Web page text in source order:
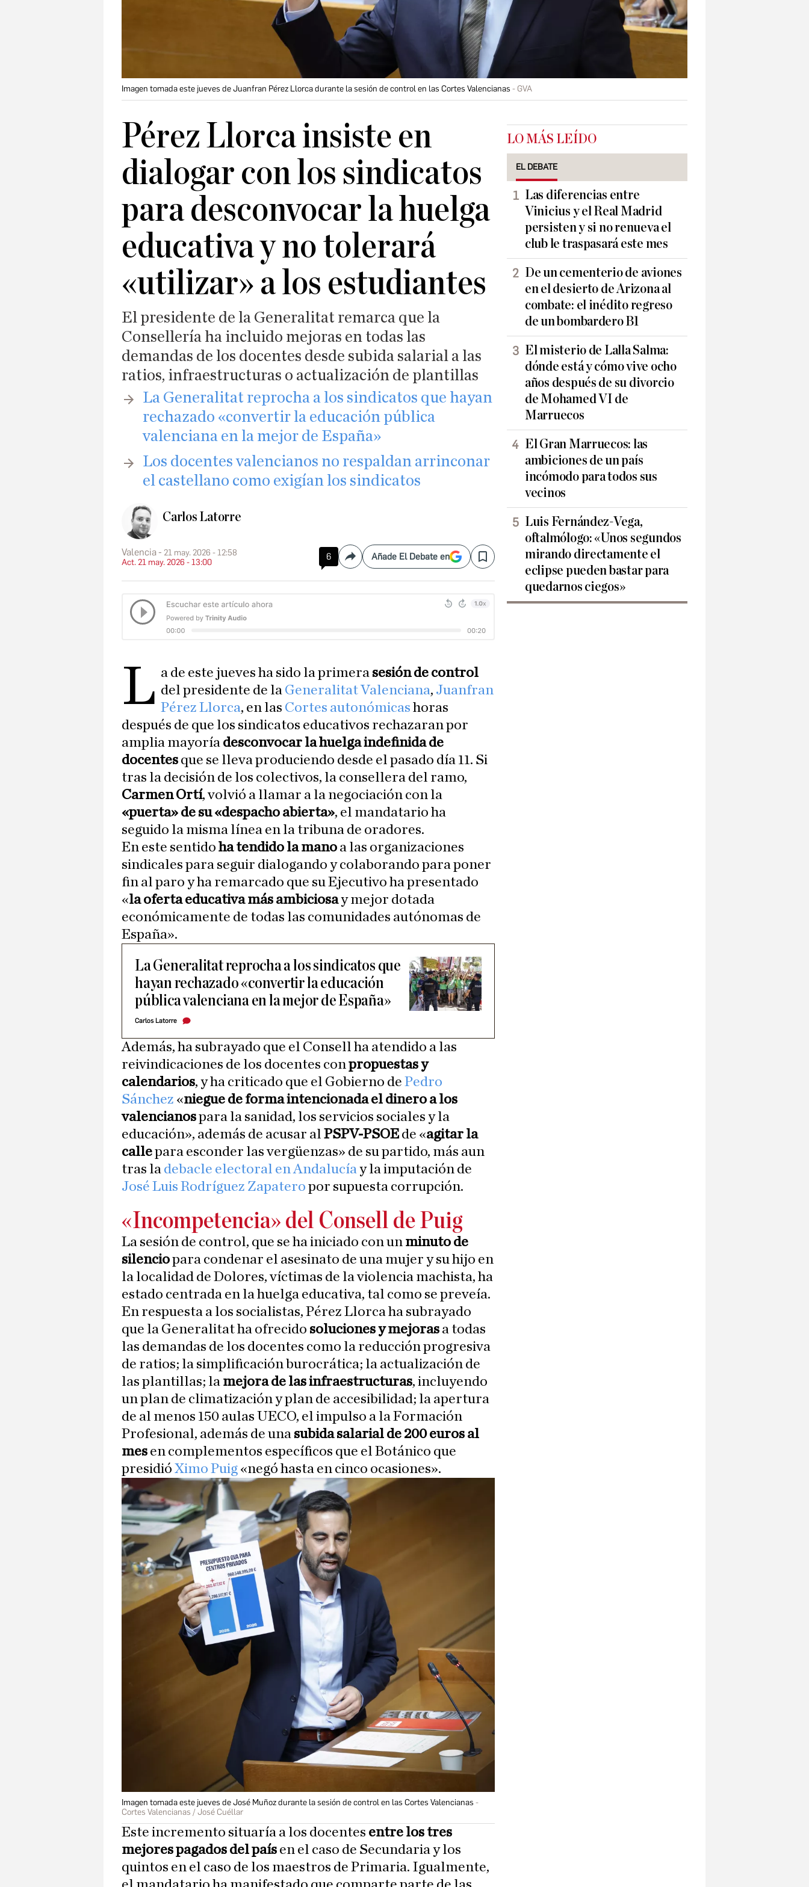
Imagen tomada este jueves de Juanfran Pérez Llorca durante la sesión de control en las Cortes Valencianas GVA
Pérez Llorca insiste en
dialogar con los sindicatos
para desconvocar la huelga
educativa y no tolerará
«utilizar» a los estudiantes
El presidente de la Generalitat remarca que la
Consellería ha incluido mejoras en todas las
demandas de los docentes desde subida salarial a las
ratios, infraestructuras o actualización de plantillas
​La Generalitat reprocha a los sindicatos que hayan
rechazado «convertir la educación pública
valenciana en la mejor de España»
Los docentes valencianos no respaldan arrinconar
el castellano como exigían los sindicatos
Carlos Latorre
Valencia
21 may. 2026 - 12:58
Act. 21 may. 2026 - 13:00
6 CompartirAñade El Debate en Save
L a de este jueves ha sido la primera sesión de control
del presidente de la Generalitat Valenciana, Juanfran
Pérez Llorca, en las Cortes autonómicas horas
después de que los sindicatos educativos rechazaran por
amplia mayoría desconvocar la huelga indefinida de
docentes que se lleva produciendo desde el pasado día 11. Si
tras la decisión de los colectivos, la consellera del ramo,
Carmen Ortí, volvió a llamar a la negociación con la
«puerta» de su «despacho abierta», el mandatario ha
seguido la misma línea en la tribuna de oradores.
En este sentido ha tendido la mano a las organizaciones
sindicales para seguir dialogando y colaborando para poner
fin al paro y ha remarcado que su Ejecutivo ha presentado
«la oferta educativa más ambiciosay mejor dotada
económicamente de todas las comunidades autónomas de
España».
La Generalitat reprocha a los sindicatos que
hayan rechazado «convertir la educación
pública valenciana en la mejor de España»
Carlos Latorre
Además, ha subrayado que el Consell ha atendido a las
reivindicaciones de los docentes conpropuestas y
calendarios, y ha criticado que el Gobierno de Pedro
Sánchez «niegue de forma intencionada el dinero a los
valencianospara la sanidad, los servicios sociales y la
educación», además de acusar al PSPV-PSOE de «agitar la
callepara esconder las vergüenzas» de su partido, más aun
tras la debacle electoral en Andalucíay la imputación de
José Luis Rodríguez Zapatero por supuesta corrupción.
«Incompetencia» del Consell de Puig
La sesión de control, que se ha iniciado con un minuto de
silenciopara condenar el asesinato de una mujer y su hijo en
la localidad de Dolores, víctimas de la violencia machista, ha
estado centrada en la huelga educativa, tal como se preveía.
En respuesta a los socialistas, Pérez Llorca ha subrayado
que la Generalitat ha ofrecido soluciones y mejoras a todas
las demandas de los docentes como la reducción progresiva
de ratios; la simplificación burocrática; la actualización de
las plantillas; la mejora de las infraestructuras, incluyendo
un plan de climatización y plan de accesibilidad; la apertura
de al menos 150 aulas UECO, el impulso a la Formación
Profesional, además de una subida salarial de 200 euros al
mes en complementos específicos que el Botánico que
presidió Ximo Puig «negó hasta en cinco ocasiones».
Imagen tomada este jueves de José Muñoz durante la sesión de control en las Cortes Valencianas
Cortes Valencianas / José Cuéllar
Este incremento situaría a los docentes entre los tres
mejores pagados del país en el caso de Secundaria y los
quintos en el caso de los maestros de Primaria. Igualmente,
LO MÁS LEÍDO
EL DEBATE
Las diferencias entre
Vinicius y el Real Madrid
persisten y si no renueva el
club le traspasará este mes
De un cementerio de aviones
en el desierto de Arizona al
combate: el inédito regreso
de un bombardero B1
El misterio de Lalla Salma:
dónde está y cómo vive ocho
años después de su divorcio
de Mohamed VI de
Marruecos
El Gran Marruecos: las
ambiciones de un país
incómodo para todos sus
vecinos
Luis Fernández-Vega,
oftalmólogo: «Unos segundos
mirando directamente el
eclipse pueden bastar para
quedarnos ciegos»